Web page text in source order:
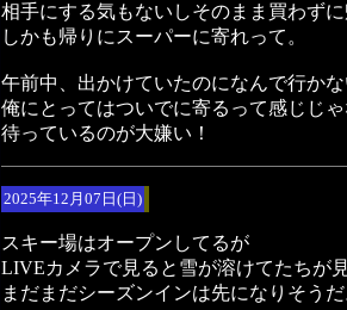
相手にする気もないしそのまま買わず
しかも帰りにスーパーに寄れって。
午前中、出かけていたのになんで行か
俺にとってはついでに寄るって感じじ
待っているのが大嫌い！
2025年12月07日(日)
スキー場はオープンしてるが
LIVEカメラで見ると雪が溶けてたちが
まだまだシーズンインは先になりそう